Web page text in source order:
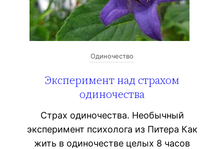
Одиночество
Эксперимент над страхом
одиночества
Страх одиночества. Необычный
эксперимент психолога из Питера Как
жить в одиночестве целых 8 часов